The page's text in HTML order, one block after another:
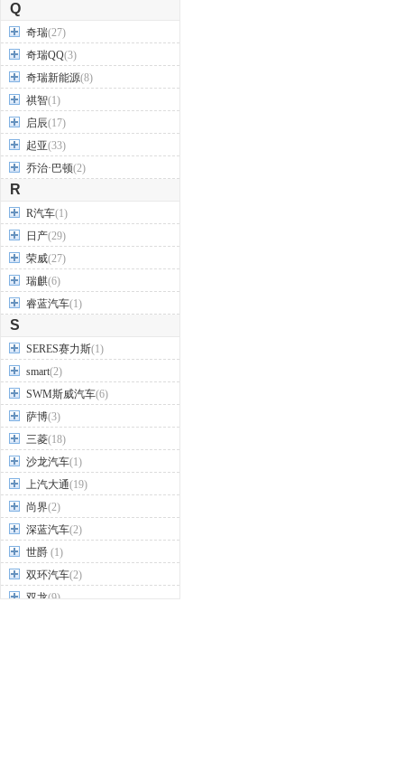
Q
奇瑞(27)
奇瑞QQ(3)
奇瑞新能源(8)
祺智(1)
启辰(17)
起亚(33)
乔治·巴顿(2)
R
R汽车(1)
日产(29)
荣威(27)
瑞麒(6)
睿蓝汽车(1)
S
SERES赛力斯(1)
smart(2)
SWM斯威汽车(6)
萨博(3)
三菱(18)
沙龙汽车(1)
上汽大通(19)
尚界(2)
深蓝汽车(2)
世爵 (1)
双环汽车(2)
双龙(9)